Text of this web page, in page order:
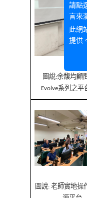
圖說:余馥均顧
Evolve系列之平
圖說: 老師實地操
請點
言來
此網
提供。